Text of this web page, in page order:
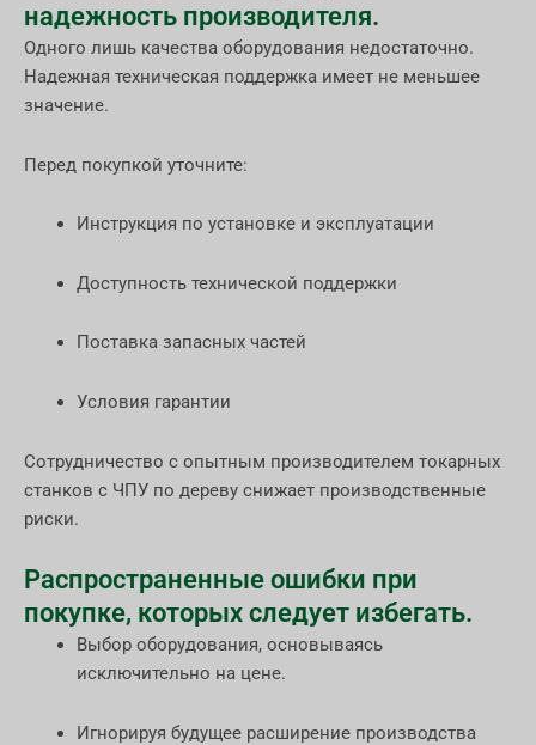
надежность производителя.
Одного лишь качества оборудования недостаточно.
Надежная техническая поддержка имеет не меньшее
значение.
Перед покупкой уточните:
Инструкция по установке и эксплуатации
Доступность технической поддержки
Поставка запасных частей
Условия гарантии
Сотрудничество с опытным производителем токарных
станков с ЧПУ по дереву снижает производственные
риски.
Распространенные ошибки при
покупке, которых следует избегать.
Выбор оборудования, основываясь
исключительно на цене.
Игнорируя будущее расширение производства